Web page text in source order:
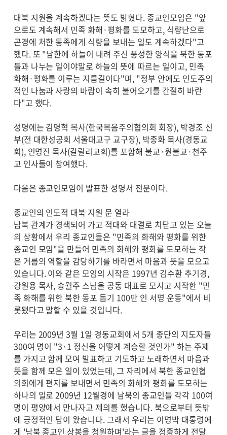
대북 지원을 계속하겠다는 뜻도 밝혔다. 종교인모임은 "앞
으로도 계속해서 민족 화해·평화를 도모하고, 식량난으로
곤경에 처한 동족에게 식량을 보내는 일도 계속하겠다"고
했다. 또 "남한에 하늘이 내려 주신 풍성한 양식을 북한 동포
들과 나누는 일이야말로 하늘의 뜻에 따르는 일이고, 민족
화해·평화를 이루는 지름길이다"며, "정부 안에도 인도주의
적인 나눔과 사랑의 바람이 속히 불어오기를 간절히 바란
다"고 했다.
성명에는 김명혁 목사(한국복음주의협의회 회장), 박경조 신
부(전 대한성공회 서울대교구 교구장), 박종화 목사(경동교
회), 인명진 목사(갈릴리교회)를 포함해 불교·원불교·천주
교 인사들이 참여했다.
다음은 종교인모임이 발표한 성명서 전문이다.
종교인의 인도적 대북 지원 문 열라
남북 관계가 경색되어 가고 적대와 대결로 치닫고 있는 오늘
의 상황에서 우리 종교인들은 "민족의 화해와 평화를 위한
종교인 모임"을 만들어 민족의 화해와 평화를 도모하는 작
은 거름의 역할을 감당하기를 바라면서 마음과 뜻을 모으고
있습니다. 이와 같은 모임의 시작은 1997년 김수환 추기경,
강원용 목사, 송월주 스님을 공동 대표로 모시고 시작한 "민
족 화해를 위한 북한 동포 돕기 100만 인 서명 운동"에서 비
롯됐다고 말할 수 있을 것입니다.
우리는 2009년 3월 1일 경동교회에서 5개 종단의 지도자들
300여 명이 "3·1 정신을 어떻게 계승할 것인가" 하는 주제
를 가지고 함께 모여 발표하고 기도하고 노래하면서 마음과
뜻을 함께 모은 일이 있었는데, 그 자리에서 북한 종교인협
의회에게 편지를 보내면서 민족의 화해와 평화를 도모하는
하나의 일로 2009년 12월경에 남북의 종교인들 각각 100여
명이 평양에서 만나자고 제의를 했습니다. 북으로부터 뜻밖
에 긍정적인 답이 왔습니다. 그래서 우리는 이명박 대통령에
게 '남북 종교인 상봉을 청원하며'라는 글을 정중하게 전달